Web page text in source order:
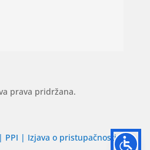
prava pridržana.
| PPI | Izjava o pristupačnosti|